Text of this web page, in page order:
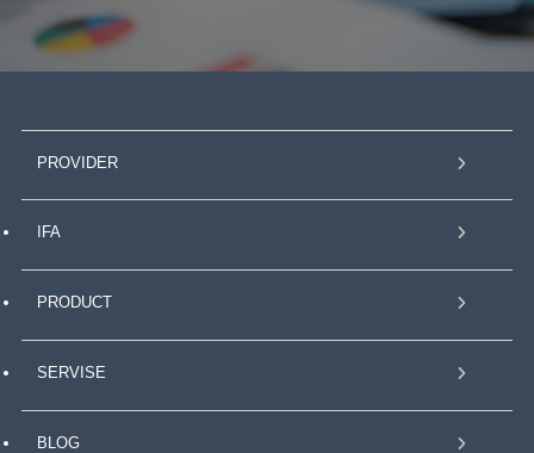
PROVIDER
IFA
PRODUCT
SERVISE
BLOG